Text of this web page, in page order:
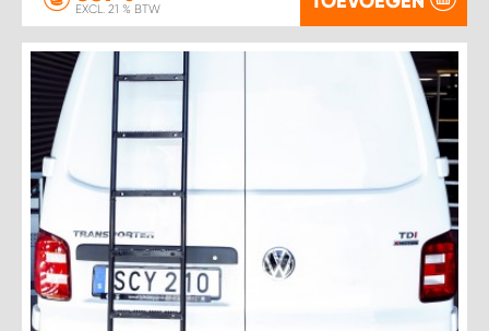
EXCL. 21 % BTW